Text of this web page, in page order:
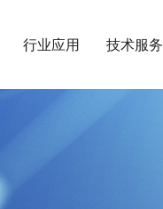
行业应用 技术服务